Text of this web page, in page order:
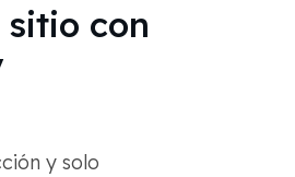
con
y solo